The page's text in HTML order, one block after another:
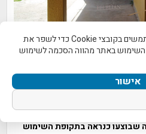
מיציאת החירום הצפונית –
לעבר חזית המבנה במערב,
של תחנת המשטרה הבריטית. מעל
הקרמיקה המקורי של התחנה.
שבוצעו כנראה בתקופת השימוש
אנו משתמשים בקובצי Cookie כדי לשפר את
באתר מהווה הסכמה לשימוש
אישור